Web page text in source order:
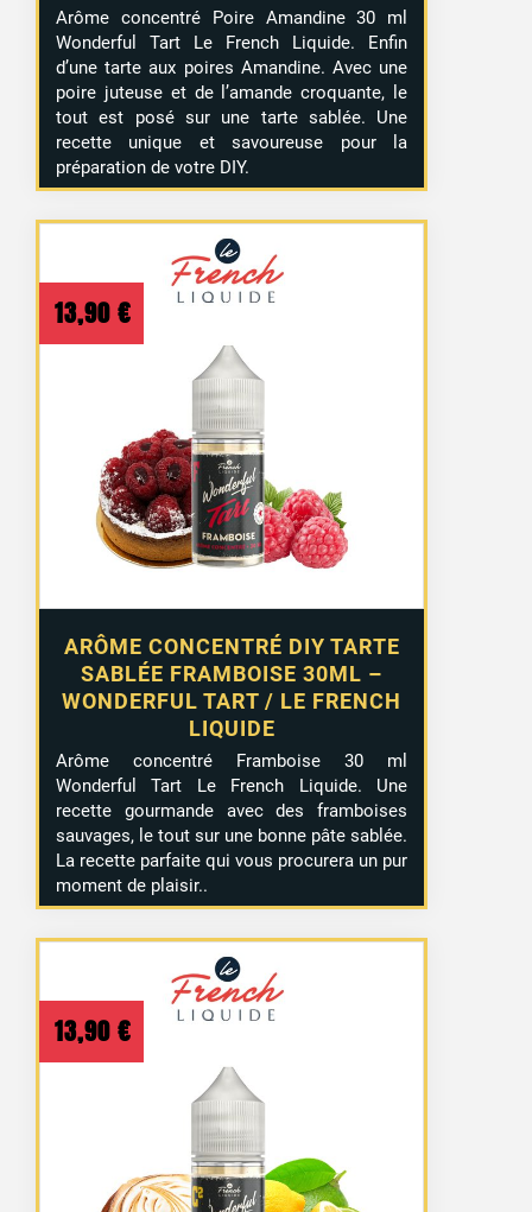
Arôme concentré Poire Amandine 30 ml
Wonderful Tart Le French Liquide. Enfin
d’une tarte aux poires Amandine. Avec une
poire juteuse et de l’amande croquante, le
tout est posé sur une tarte sablée. Une
recette unique et savoureuse pour la
préparation de votre DIY.
ARÔME CONCENTRÉ DIY TARTE
SABLÉE FRAMBOISE 30ML –
WONDERFUL TART / LE FRENCH
LIQUIDE
13,90 €
Arôme concentré Framboise 30 ml
Wonderful Tart Le French Liquide. Une
recette gourmande avec des framboises
sauvages, le tout sur une bonne pâte sablée.
La recette parfaite qui vous procurera un pur
moment de plaisir..
13,90 €